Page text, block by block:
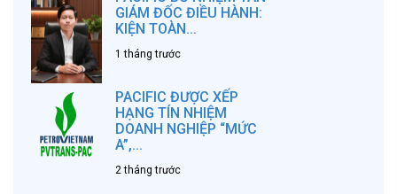
GIÁM ĐỐC ĐIỀU HÀNH:
KIỆN TOÀN...
1 tháng trước
PACIFIC ĐƯỢC XẾP
HẠNG TÍN NHIỆM
DOANH NGHIỆP “MỨC
A”,...
2 tháng trước